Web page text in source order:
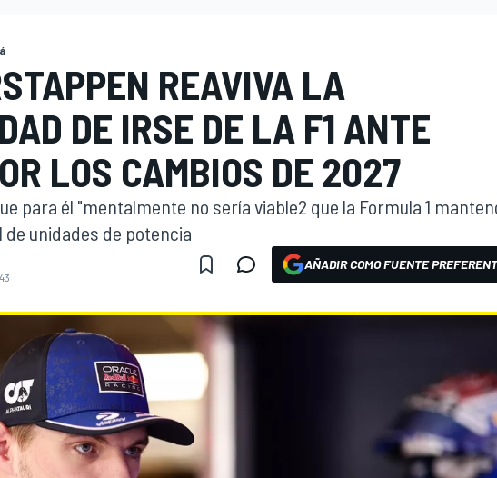
REAVIVA LA
DE IRSE DE LA F1 ANTE
LOS CAMBIOS DE 2027
para él "mentalmente no sería viable2 que la Formula 1
unidades de potencia
AÑADIR COMO FUENTE